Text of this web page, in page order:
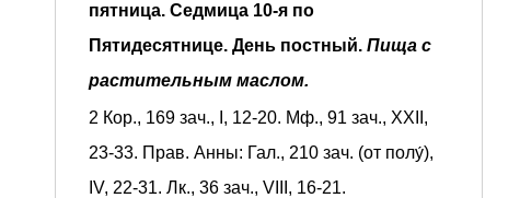
пятница. Седмица 10-я по
Пятидесятнице. День постный. Пища с
растительным маслом.
2 Кор., 169 зач., I, 12-20. Мф., 91 зач., XXII,
23-33. Прав. Анны: Гал., 210 зач. (от полу́),
IV, 22-31. Лк., 36 зач., VIII, 16-21.